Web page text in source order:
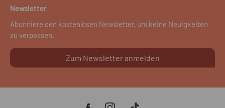
Newsletter
Abonniere den kostenlosen Newsletter, um keine Neuigkeiten
zu verpassen.
Zum Newsletter anmelden